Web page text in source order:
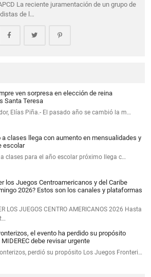
La reciente juramentación de un grupo de
de l…
ven sorpresa en elección de reina
Santa Teresa
Elías Piña.- El pasado año se cambió la m…
a clases llega con aumento en mensualidades y
escolar
a clases para el año escolar próximo llega c…
los Juegos Centroamericanos y del Caribe
2026? Estos son los canales y plataformas
LOS JUEGOS CENTRO AMERICANOS 2026 Hasta
el evento ha perdido su propósito
debe revisar urgente
perdió su propósito Los Juegos Fronteri…